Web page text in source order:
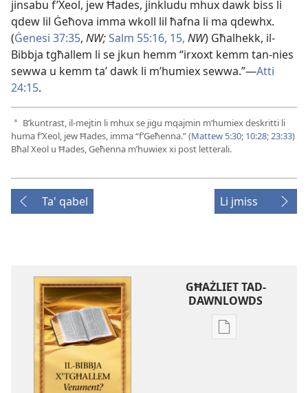
jinsabu f’Xeol, jew Ħades, jinkludu mhux dawk biss li
qdew lil Ġeħova imma wkoll lil ħafna li ma qdewhx.
(Ġenesi 37:35, NW;Salm 55:16, 15, NW) Għalhekk, il-
Bibbja tgħallem li se jkun hemm “irxoxt kemm tan-nies
sewwa u kemm taʼ dawk li m’humiex sewwa.”—Atti
24:15.
a B’kuntrast, il-mejtin li mhux se jiġu mqajmin m’humiex deskritti li
huma f’Xeol, jew Ħades, imma “f’Geħenna.” (Mattew 5:30; 10:28;23:33)
Bħal Xeol u Ħades, Geħenna m’huwiex xi post letterali.
Ta' qabel Li jmiss
GĦAŻLIET TAD-
DAWNLOWDS
Għażliet